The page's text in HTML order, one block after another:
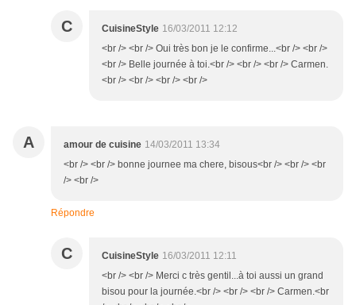
C CuisineStyle 16/03/2011 12:12
<br /> <br /> Oui très bon je le confirme...<br /> <br />
<br /> Belle journée à toi.<br /> <br /> <br /> Carmen.
<br /> <br /> <br /> <br />
A amour de cuisine 14/03/2011 13:34
<br /> <br /> bonne journee ma chere, bisous<br /> <br /> <br
/> <br />
Répondre
C CuisineStyle 16/03/2011 12:11
<br /> <br /> Merci c très gentil...à toi aussi un grand
bisou pour la journée.<br /> <br /> <br /> Carmen.<br